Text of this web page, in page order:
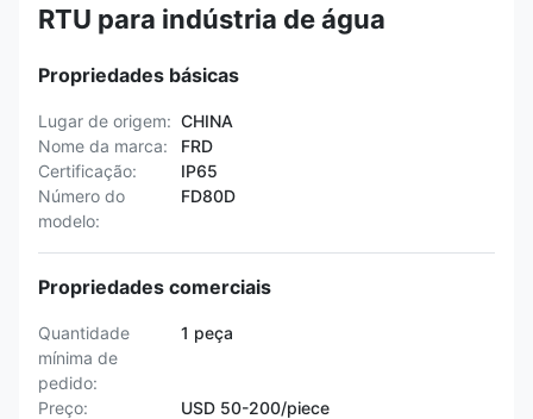
RTU para indústria de água
Propriedades básicas
Lugar de origem: CHINA
Nome da marca:
FRD
Certificação:
IP65
Número do
modelo:
FD80D
Propriedades comerciais
Quantidade
mínima de
pedido:
1 peça
Preço:
USD 50-200/piece